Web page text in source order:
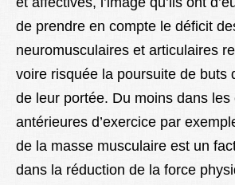
de prendre en compte le déficit
neuromusculaires et articulaires
voire risquée la poursuite de buts
de leur portée. Du moins dans les
antérieures d’exercice par
de la masse musculaire est un
dans la réduction de la force